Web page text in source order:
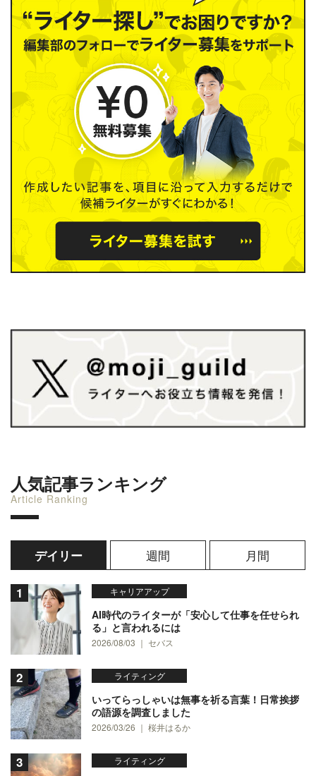
人気記事ランキング
Article Ranking
デイリー 週間 月間
キャリアアップ
AI時代のライターが「安心して仕事を任せられ
る」と言われるには
2026/08/03 ｜ セバス
ライティング
いってらっしゃいは無事を祈る言葉！日常挨拶
の語源を調査しました
2026/03/26 ｜ 桜井はるか
ライティング